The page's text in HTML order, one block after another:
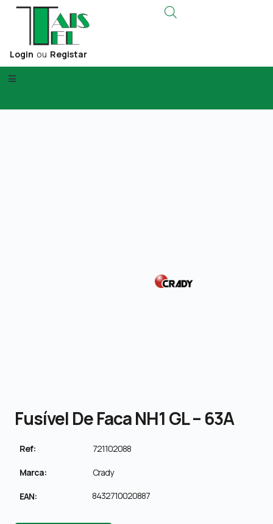
Login ou Registar
Fusível De Faca NH1 GL – 63A
Ref: 721102088
Marca: Crady
EAN: 8432710020887